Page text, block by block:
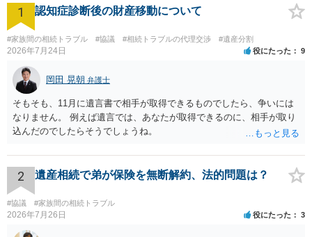
1 認知症診断後の財産移動について
#家族間の相続トラブル #協議 #相続トラブルの代理交渉 #遺産分割
2026年7月24日 役にたった 9
岡田 晃朝 弁護士
そもそも、11月に遺言書で相手が取得できるものでしたら、争いには
なりません。 例えば遺言では、あなたが取得できるのに、相手が取り
込んだのでしたらそうでしょうね。
2 遺産相続で弟が保険を無断解約、法的問題は？
#協議 #家族間の相続トラブル
2026年7月26日 役にたった 3